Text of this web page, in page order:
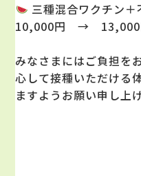
三種混合ワクチン＋
10,000円 → 13,000
みなさまにはご負担を
心して接種いただける
ますようお願い申し上